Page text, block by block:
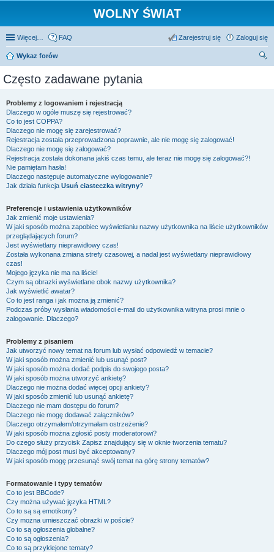
WOLNY ŚWIAT
Więcej… FAQ Zaloguj się
Zarejestruj się
Wykaz forów
Często zadawane pytania
Problemy z logowaniem i rejestracją
Dlaczego w ogóle muszę się rejestrować?
Co to jest COPPA?
Dlaczego nie mogę się zarejestrować?
Rejestracja została przeprowadzona poprawnie, ale nie mogę się zalogować!
Dlaczego nie mogę się zalogować?
Rejestracja została dokonana jakiś czas temu, ale teraz nie mogę się zalogować?!
Nie pamiętam hasła!
Dlaczego następuje automatyczne wylogowanie?
Jak działa funkcja Usuń ciasteczka witryny?
Preferencje i ustawienia użytkowników
Jak zmienić moje ustawienia?
W jaki sposób można zapobiec wyświetlaniu nazwy użytkownika na liście użytkowników
przeglądających forum?
Jest wyświetlany nieprawidłowy czas!
Została wykonana zmiana strefy czasowej, a nadal jest wyświetlany nieprawidłowy
czas!
Mojego języka nie ma na liście!
Czym są obrazki wyświetlane obok nazwy użytkownika?
Jak wyświetlić awatar?
Co to jest ranga i jak można ją zmienić?
Podczas próby wysłania wiadomości e-mail do użytkownika witryna prosi mnie o
zalogowanie. Dlaczego?
Problemy z pisaniem
Jak utworzyć nowy temat na forum lub wysłać odpowiedź w temacie?
W jaki sposób można zmienić lub usunąć post?
W jaki sposób można dodać podpis do swojego posta?
W jaki sposób można utworzyć ankietę?
Dlaczego nie można dodać więcej opcji ankiety?
W jaki sposób zmienić lub usunąć ankietę?
Dlaczego nie mam dostępu do forum?
Dlaczego nie mogę dodawać załączników?
Dlaczego otrzymałem/otrzymałam ostrzeżenie?
W jaki sposób można zgłosić posty moderatorowi?
Do czego służy przycisk Zapisz znajdujący się w oknie tworzenia tematu?
Dlaczego mój post musi być akceptowany?
W jaki sposób mogę przesunąć swój temat na górę strony tematów?
Formatowanie i typy tematów
Co to jest BBCode?
Czy można używać języka HTML?
Co to są są emotikony?
Czy można umieszczać obrazki w poście?
Co to są ogłoszenia globalne?
Co to są ogłoszenia?
Co to są przyklejone tematy?